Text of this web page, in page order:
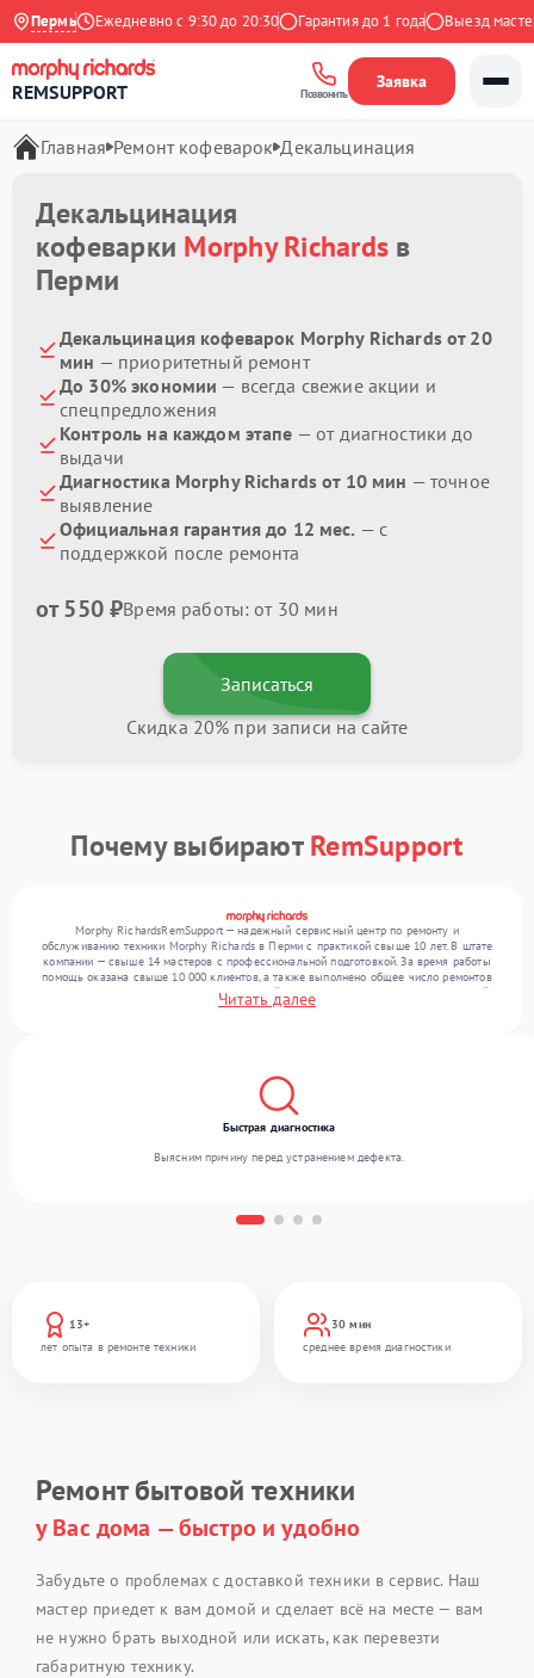
Пермь
Яндекс Ежедневно с 9:30 до 20:30 Гарантия до 1 года Выезд мастера
REMSUPPORT Позвонить
Заявка
Главная Ремонт кофеварок Декальцинация
Декальцинация
кофеварки Morphy Richards в
Перми
Декальцинация кофеварок Morphy Richards от 20
мин — приоритетный ремонт
До 30% экономии — всегда свежие акции и
спецпредложения
Контроль на каждом этапе — от диагностики до
выдачи
Диагностика Morphy Richards от 10 мин — точное
выявление
Официальная гарантия до 12 мес. — с
поддержкой после ремонта
от 550 ₽Время работы: от 30 мин
Записаться
Скидка 20% при записи на сайте
Почему выбираютRemSupport
Morphy RichardsRemSupport — надежный сервисный центр по ремонту и
обслуживанию техники Morphy Richards в Перми с практикой свыше 10 лет. В штате
компании — свыше 14 мастеров с профессиональной подготовкой. За время работы
помощь оказана свыше 10 000 клиентов, а также выполнено общее число ремонтов
превысило 12 000. Ежемесячно в сервисный центр поступает более 300 обращений,
включая , , . Мы работаем с широким спектром неисправностей и гарантируем
Читать далее
13+
лет опыта в ремонте техники
30 мин
среднее время диагностики
Быстрая диагностика
Выясним причину перед устранением дефекта.
Ремонт бытовой техники
у Вас дома — быстро и удобно
Забудьте о проблемах с доставкой техники в сервис. Наш
мастер приедет к вам домой и сделает всё на месте — вам
не нужно брать выходной или искать, как перевезти
габаритную технику.